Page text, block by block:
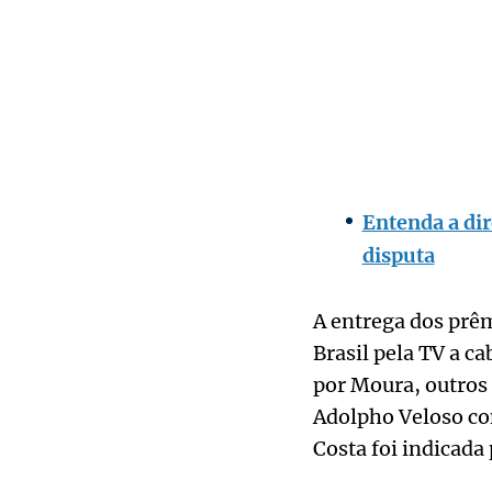
Entenda a
disputa
A entrega dos
Brasil pela TV a
por Moura,
Adolpho Veloso
Costa foi